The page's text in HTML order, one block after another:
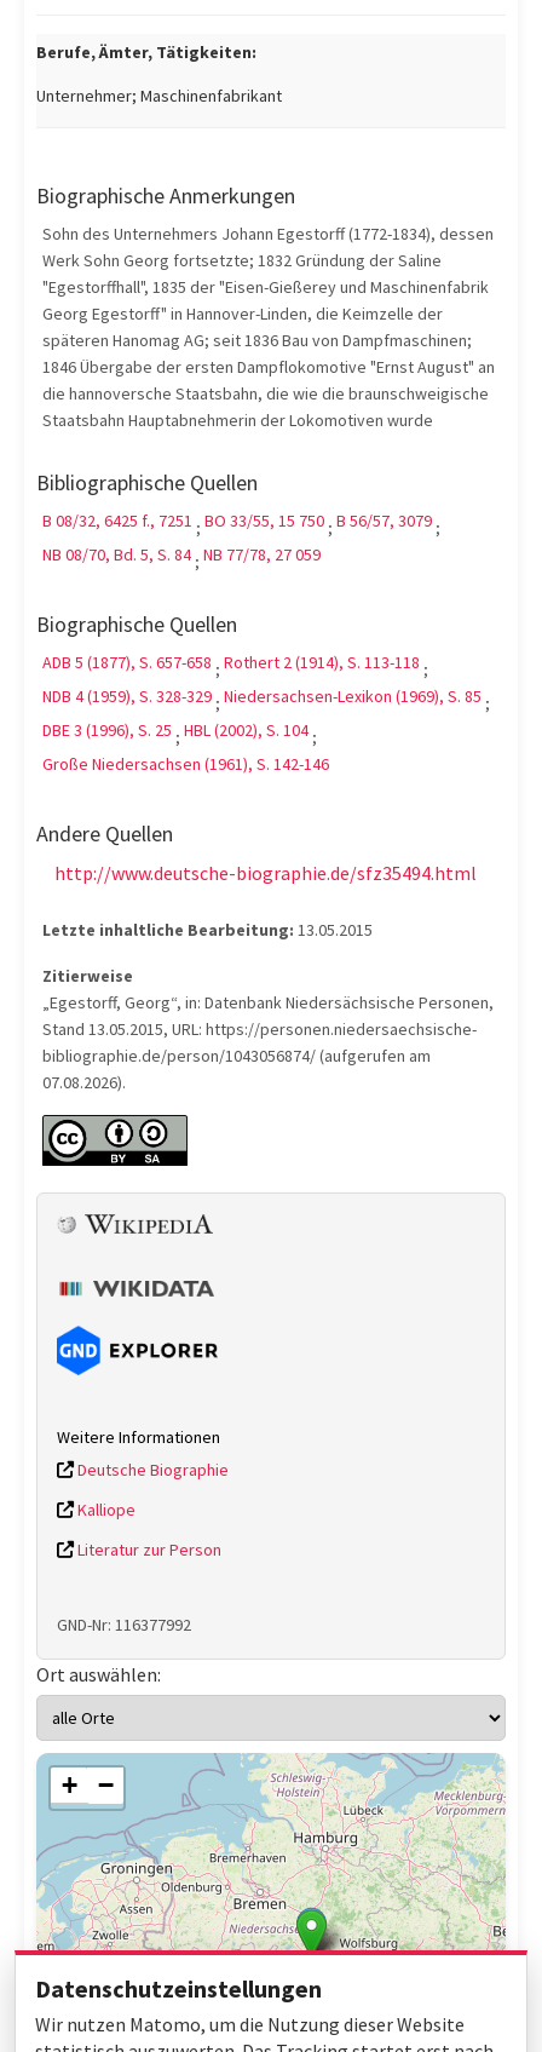
Berufe, Ämter, Tätigkeiten:
Unternehmer; Maschinenfabrikant
Biographische Anmerkungen
Sohn des Unternehmers Johann Egestorff (1772-1834), dessen
Werk Sohn Georg fortsetzte; 1832 Gründung der Saline
"Egestorffhall", 1835 der "Eisen-Gießerey und Maschinenfabrik
Georg Egestorff" in Hannover-Linden, die Keimzelle der
späteren Hanomag AG; seit 1836 Bau von Dampfmaschinen;
1846 Übergabe der ersten Dampflokomotive "Ernst August" an
die hannoversche Staatsbahn, die wie die braunschweigische
Staatsbahn Hauptabnehmerin der Lokomotiven wurde
Bibliographische Quellen
B 08/32, 6425 f., 7251 ; BO 33/55, 15 750 ; B 56/57, 3079 ;
NB 08/70, Bd. 5, S. 84 ; NB 77/78, 27 059
Biographische Quellen
ADB 5 (1877), S. 657-658 ; Rothert 2 (1914), S. 113-118 ;
NDB 4 (1959), S. 328-329 ; Niedersachsen-Lexikon (1969), S. 85 ;
DBE 3 (1996), S. 25 ; HBL (2002), S. 104 ;
Große Niedersachsen (1961), S. 142-146
Andere Quellen
http://www.deutsche-biographie.de/sfz35494.html
Letzte inhaltliche Bearbeitung: 13.05.2015
Zitierweise
„Egestorff, Georg“, in: Datenbank Niedersächsische Personen,
Stand 13.05.2015, URL: https://personen.niedersaechsische-
bibliographie.de/person/1043056874/ (aufgerufen am
07.08.2026).
Weitere Informationen
Deutsche Biographie
Kalliope
Literatur zur Person
GND-Nr: 116377992
Ort auswählen:
+ −
Datenschutzeinstellungen
Wir nutzen Matomo, um die Nutzung dieser Website